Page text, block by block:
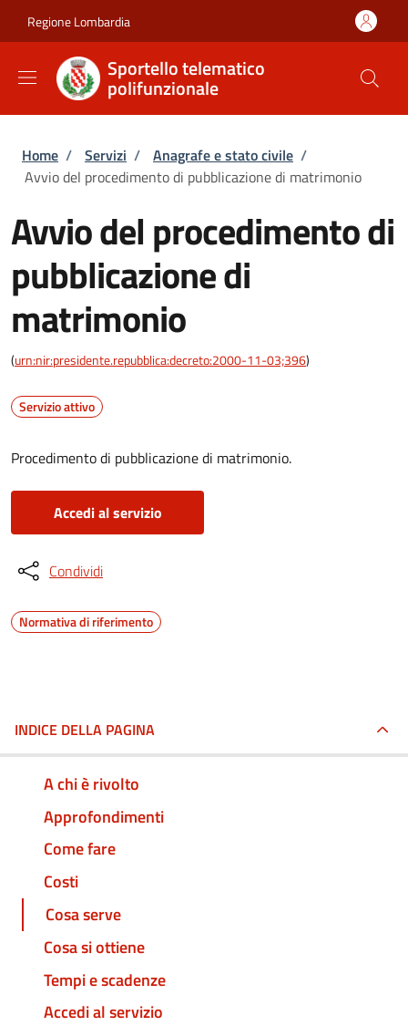
Regione Lombardia
Sportello telematico
polifunzionale
Briciole di pane
Home / Servizi / Anagrafe e stato civile /
Avvio del procedimento di pubblicazione di matrimonio
Avvio del procedimento di
pubblicazione di
matrimonio
(urn:nir:presidente.repubblica:decreto:2000-11-03;396)
Servizio attivo
Procedimento di pubblicazione di matrimonio.
Accedi al servizio
Condividi
Normativa di riferimento
INDICE DELLA PAGINA
A chi è rivolto
Approfondimenti
Come fare
Costi
Cosa serve
Cosa si ottiene
Tempi e scadenze
Accedi al servizio